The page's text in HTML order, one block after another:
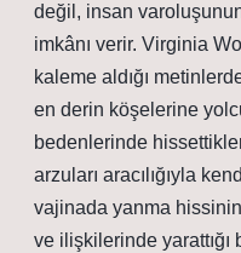
değil, insan
imkânı verir. Virginia
kaleme aldığı
en derin köşelerine
bedenlerinde
arzuları aracılığıyla
vajinada yanma hissinin
ve ilişkilerinde yarattığı